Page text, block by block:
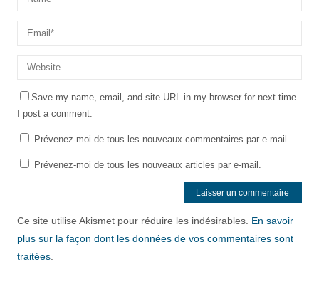
Save my name, email, and site URL in my browser for next time
I post a comment.
Prévenez-moi de tous les nouveaux commentaires par e-mail.
Prévenez-moi de tous les nouveaux articles par e-mail.
Ce site utilise Akismet pour réduire les indésirables. En savoir
plus sur la façon dont les données de vos commentaires sont
traitées